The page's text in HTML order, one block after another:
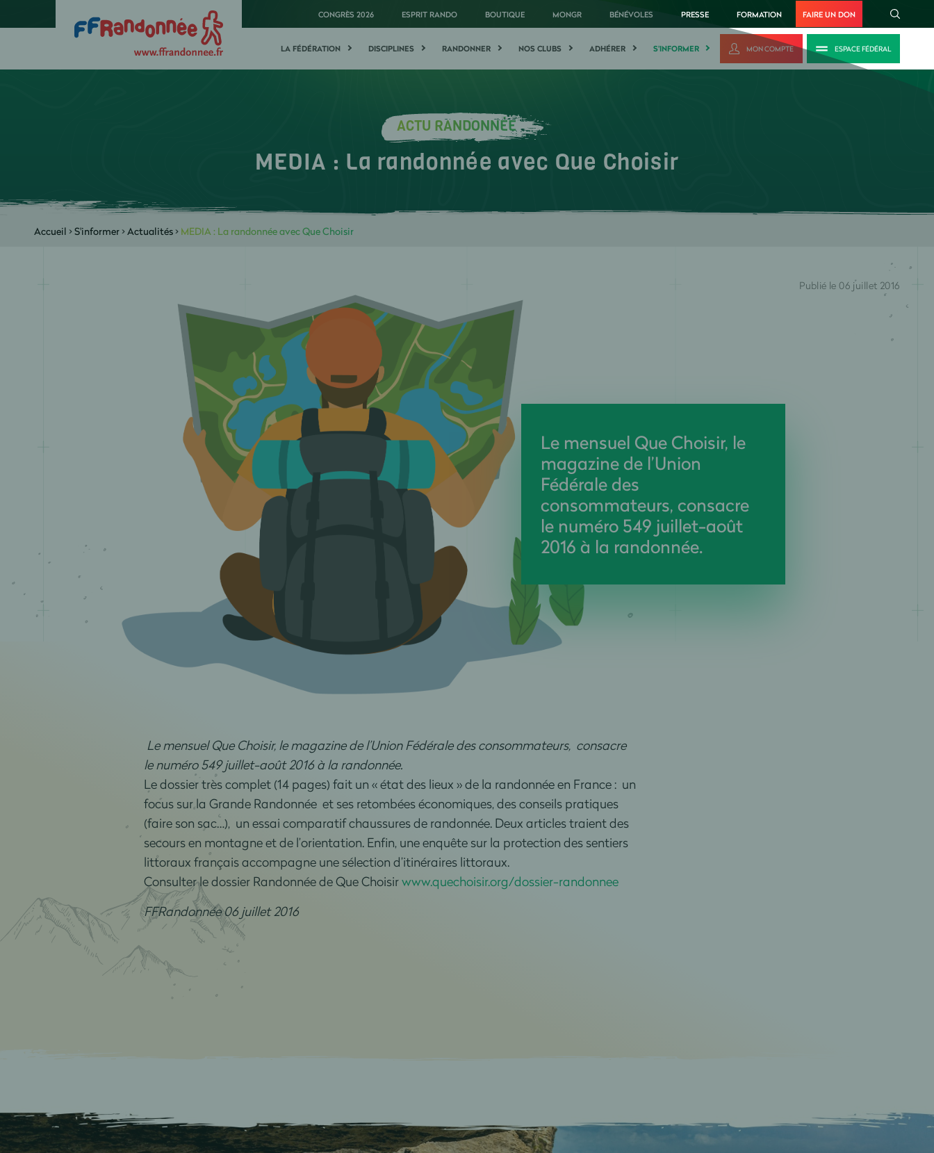
CONGRÈS 2026 ESPRIT RANDO BOUTIQUE MONGR BÉNÉVOLES PRESSE FORMATION FAIRE UN DON
LA FÉDÉRATION DISCIPLINES RANDONNER NOS CLUBS ADHÉRER S'INFORMER MON COMPTE ESPACE FÉDÉRAL
ACTU RANDONNÉE
MEDIA : La randonnée avec Que Choisir
Accueil >S'informer>Actualités> MEDIA : La randonnée avec Que Choisir
Le mensuel Que Choisir, le
magazine de l’Union
Fédérale des
consommateurs, consacre
le numéro 549 juillet-août
2016 à la randonnée.
Publié le 06 juillet 2016
Le mensuel Que Choisir, le magazine de l’Union Fédérale des consommateurs, consacre
le numéro 549 juillet-août 2016 à la randonnée.
Le dossier très complet (14 pages) fait un « état des lieux » de la randonnée en France : un
focus sur la Grande Randonnée et ses retombées économiques, des conseils pratiques
(faire son sac…), un essai comparatif chaussures de randonnée. Deux articles traient des
secours en montagne et de l’orientation. Enfin, une enquête sur la protection des sentiers
littoraux français accompagne une sélection d’itinéraires littoraux.
Consulter le dossier Randonnée de Que Choisirwww.quechoisir.org/dossier-randonnee
FFRandonnée 06 juillet 2016